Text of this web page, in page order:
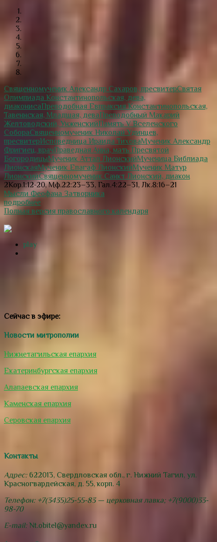
Священномученик Александр Сахаров, пресвитерСвятая
Олимпиада Константинопольская, дева,
диаконисаПреподобная Евпраксия Константинопольская,
Тавеннская, Младшая, деваПреподобный Макарий
Желтоводский, УнженскийПамять V Вселенского
СобораСвященномученик Николай Удинцев,
пресвитерИсповедница Ираида ТиховаМученик Александр
Фригиец, врачПраведная Анна, мать Пресвятой
БогородицыМученик Аттал ЛионскийМученица Библиада
ЛионскаяМученик Епагаф ЛионскийМученик Матур
ЛионскийСвященномученик Санкт Лионский, диакон
2Кор.1:12-20, Мф.22:23–33, Гал.4:22–31, Лк.8:16–21
Мысли Феофана Затворника
подробнее
Полная версия православного календаря
play
Сейчас в эфире:
Новости митрополии
Нижнетагильская епархия
Екатеринбургская епархия
Алапаевская епархия
Каменская епархия
Серовская епархия
Контакты
Адрес:622013, Свердловская обл., г. Нижний Тагил, ул.
Красногвардейская, д. 55, корп. 4
Телефон: +7(3435)25-55-83 — церковная лавка; +7(9000)33-
98-70
E-mail:Nt.obitel@yandex.ru